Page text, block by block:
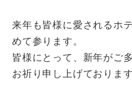
来年も皆様に愛されるホ
めて参ります。
皆様にとって、新年がご
お祈り申し上げております